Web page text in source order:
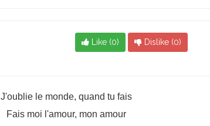
Like (0) Dislike (0)
J'oublie le monde, quand tu fais
Fais moi l'amour, mon amour